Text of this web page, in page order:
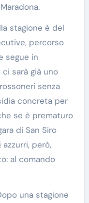
stagione è del
percorso
segue in
sarà già uno
senza
concreta per
se è prematuro
di San Siro
però,
al comando
una stagione